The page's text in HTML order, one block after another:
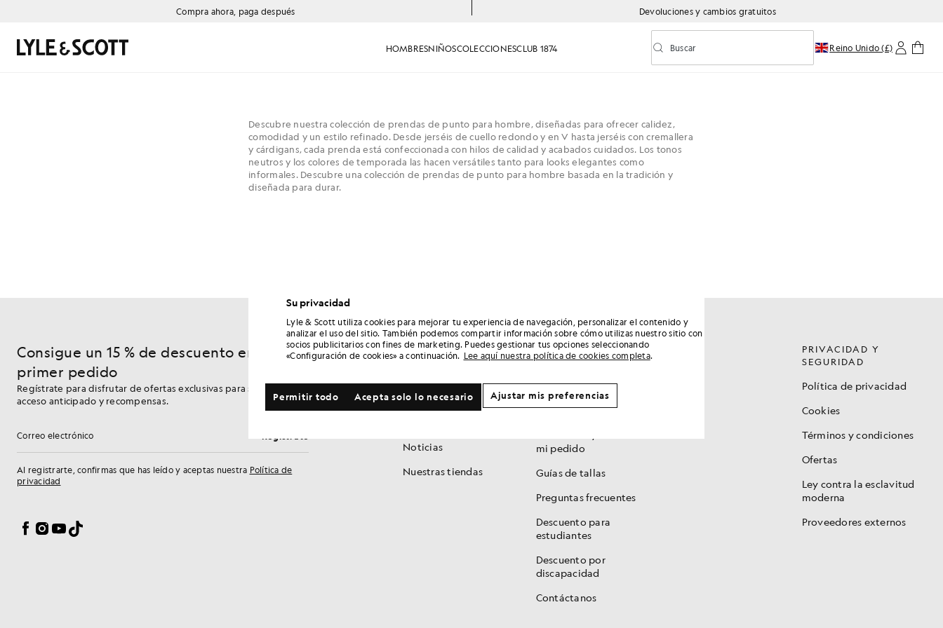
Compra ahora, paga después Devoluciones y cambios gratuitos
HOMBRESNIÑOSCOLECCIONESCLUB 1874 Activar/desactivar la búsqueda predictiva
Buscar Buscar Reino Unido (£)
Descubre nuestra colección de prendas de punto para hombre, diseñadas para ofrecer calidez,
comodidad y un estilo refinado. Desde jerséis de cuello redondo y en V hasta jerséis con cremallera
y cárdigans, cada prenda está confeccionada con hilos de calidad y acabados cuidados. Los tonos
neutros y los colores de temporada las hacen versátiles tanto para looks elegantes como
informales. Descubre una colección de prendas de punto para hombre basada en la tradición y
diseñada para durar.
Consigue un 15 % de descuento en tu
primer pedido
Regístrate para disfrutar de ofertas exclusivas para socios,
acceso anticipado y recompensas.
Dirección de correo electrónico
Al registrarte, confirmas que has leído y aceptas nuestra Política de
privacidad
Facebook
Instagram
YouTube
TikTok
MARCA
150 años
Noticias
Nuestras tiendas
SERVICIOS AL
CLIENTE
Club 1874 / Fidelidad
Seguir mi pedido
mi pedido
Guías de tallas
Preguntas frecuentes
Descuento para
estudiantes
Descuento por
discapacidad
Contáctanos
PRIVACIDAD Y
SEGURIDAD
Política de privacidad
Cookies
Términos y condiciones
Ofertas
Ley contra la esclavitud
moderna
Proveedores externos
Su privacidad
Lyle & Scott utiliza cookies para mejorar tu experiencia de navegación, personalizar el contenido y
analizar el uso del sitio. También podemos compartir información sobre cómo utilizas nuestro sitio con
socios publicitarios con fines de marketing. Puedes gestionar tus opciones seleccionando
«Configuración de cookies» a continuación. Lee aquí nuestra política de cookies completa.
Acepta solo lo necesario
Permitir todo Ajustar mis preferencias